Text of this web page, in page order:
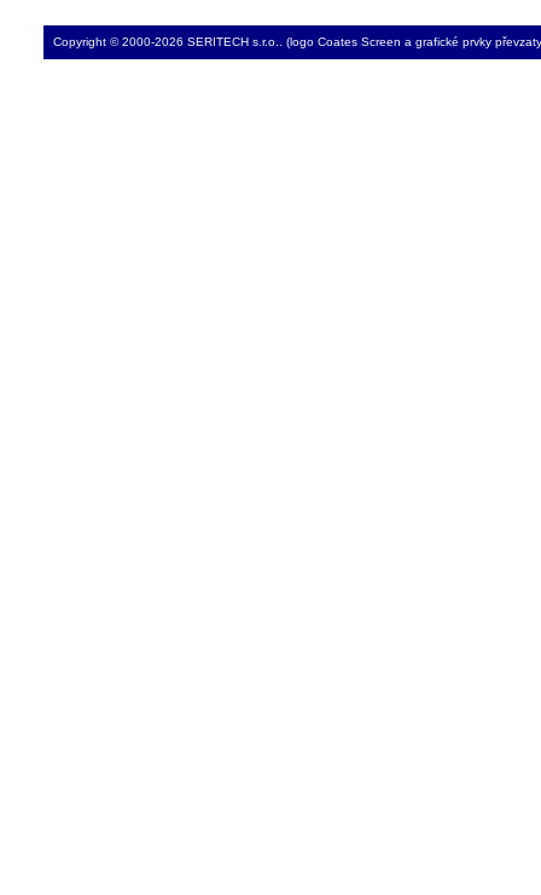
Copyright © 2000-2026 SERITECH s.r.o.. (logo Coates Screen a grafické prvky